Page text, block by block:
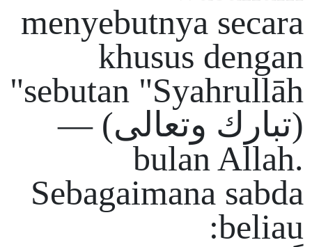
menyebutnya secara
khusus dengan
sebutan "Syahrullāh"
(تبارك وتعالى) —
bulan Allah.
Sebagaimana sabda
beliau: